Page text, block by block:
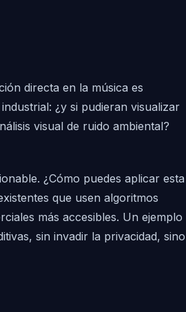
directa en la música es
¿y si pudieran visualizar
visual de ruido ambiental?
¿Cómo puedes aplicar esta
que usen algoritmos
más accesibles. Un ejemplo
sin invadir la privacidad, sino